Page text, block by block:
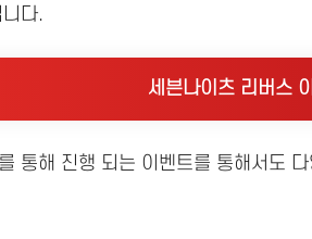
다.
세븐나이츠 리버스
통해 진행 되는 이벤트를 통해서도